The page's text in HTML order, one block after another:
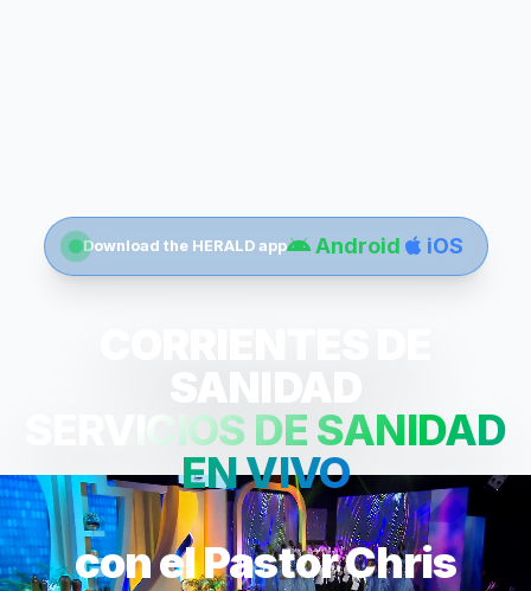
Download the HERALD app Android iOS
SANIDAD
SERVICIOS DE SANIDAD
EN VIVO
con el Pastor Chris